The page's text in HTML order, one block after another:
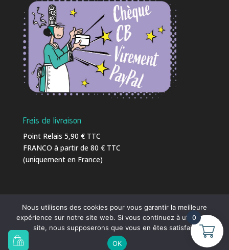
Frais de livraison
Point Relais 5,90 € TTC
FRANCO à partir de 80 € TTC
(uniquement en France)
Ⓒ 2016 - 2026C-Weed-Aquaculture| Tél. 02 23 18
41 86 | info@c-weed-aquaculture.com|
Conception et Réalisation
0
Nous utilisons des cookies pour vous garantir la meilleure
expérience sur notre site web. Si vous continuez à utiliser ce
site, nous supposerons que vous en êtes satisfait.
OK